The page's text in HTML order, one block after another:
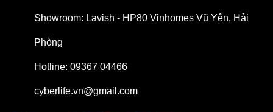
Showroom: Lavish - HP80 Vinhomes Vũ Yên, Hải
Phòng
Hotline: 09367 04466
cyberlife.vn@gmail.com